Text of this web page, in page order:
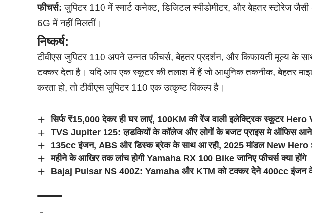
फीचर्स: जुपिटर 110 में स्मार्ट कनेक्ट, डिजिटल स्पीडोमीटर, और बेहतर स्टोरेज जैसी
6G में नहीं मिलतीं।
निष्कर्ष:
टीवीएस जुपिटर 110 अपने उन्नत फीचर्स, बेहतर प्रदर्शन, और किफायती मूल्य के
टक्कर देता है। यदि आप एक स्कूटर की तलाश में हैं जो आधुनिक तकनीक, बेहतर
करता हो, तो टीवीएस जुपिटर 110 एक उत्कृष्ट विकल्प है।
सिर्फ ₹15,000 देकर ही घर लाएं, 100KM की रेंज वाली इलेक्ट्रिक स्कूटर
TVS Jupiter 125: ल़डकियों के कॉलेज और लोगों के बजट प्राइस मे ऑफिस
135cc इंजन, ABS और डिस्क ब्रेक के साथ आ रही, 2025 मॉडल New
महीने के आखिर तक लांच होगी Yamaha RX 100 Bike जानिए फीचर्स क्या होंगे
Bajaj Pulsar NS 400Z: Yamaha और KTM को टक्कर देने 400cc इंजन